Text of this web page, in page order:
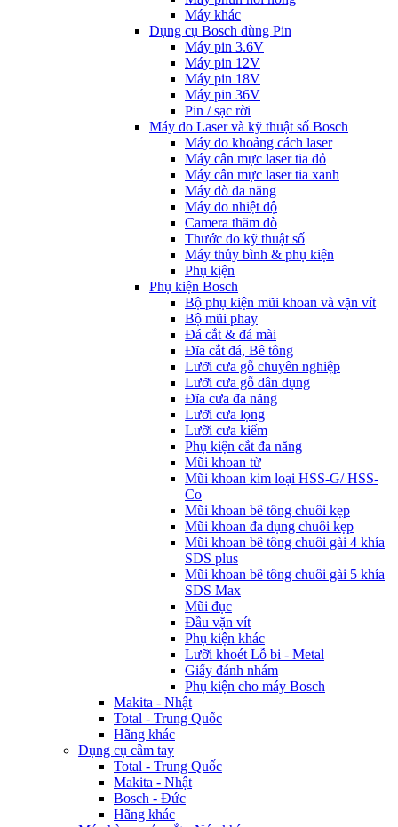
Máy khác
Dụng cụ Bosch dùng Pin
Máy pin 3.6V
Máy pin 12V
Máy pin 18V
Máy pin 36V
Pin / sạc rời
Máy đo Laser và kỹ thuật số Bosch
Máy đo khoảng cách laser
Máy cân mực laser tia đỏ
Máy cân mực laser tia xanh
Máy dò đa năng
Máy đo nhiệt độ
Camera thăm dò
Thước đo kỹ thuật số
Máy thủy bình & phụ kiện
Phụ kịện
Phụ kiện Bosch
Bộ phụ kiện mũi khoan và vặn vít
Bộ mũi phay
Đá cắt & đá mài
Đĩa cắt đá, Bê tông
Lưỡi cưa gỗ chuyên nghiệp
Lưỡi cưa gỗ dân dụng
Đĩa cưa đa năng
Lưỡi cưa lọng
Lưỡi cưa kiếm
Phụ kiện cắt đa năng
Mũi khoan từ
Mũi khoan kim loại HSS-G/ HSS-
Co
Mũi khoan bê tông chuôi kẹp
Mũi khoan đa dụng chuôi kẹp
Mũi khoan bê tông chuôi gài 4 khía
SDS plus
Mũi khoan bê tông chuôi gài 5 khía
SDS Max
Mũi đục
Đầu vặn vít
Phụ kiện khác
Lưỡi khoét Lỗ bi - Metal
Giấy đánh nhám
Phụ kiện cho máy Bosch
Makita - Nhật
Total - Trung Quốc
Hãng khác
Dụng cụ cầm tay
Total - Trung Quốc
Makita - Nhật
Bosch - Đức
Hãng khác